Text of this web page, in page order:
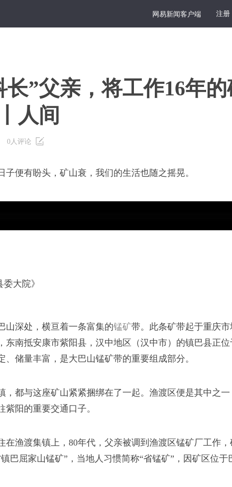
注册
网易新闻客户端
长”父亲，将工作16年
人间
0人评论
子便有盼头，矿山衰，我们的生活也随之摇晃。
大院》
山深处，横亘着一条富集的锰矿带。此条矿带起于重庆
东南抵安康市紫阳县，汉中地区（汉中市）的镇巴县正位
、储量丰富，是大巴山锰矿带的重要组成部分。
，都与这座矿山紧紧捆绑在了一起。渔渡区便是其中之
紫阳的重要交通口子。
在渔渡集镇上，80年代，父亲被调到渔渡区锰矿厂工作
巴屈家山锰矿”，当地人习惯简称“省锰矿”，因矿区位于